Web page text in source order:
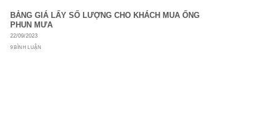
BẢNG GIÁ LẤY SỐ LƯỢNG CHO KHÁCH MUA ỐNG
PHUN MƯA
22/09/2023
9 BÌNH LUẬN